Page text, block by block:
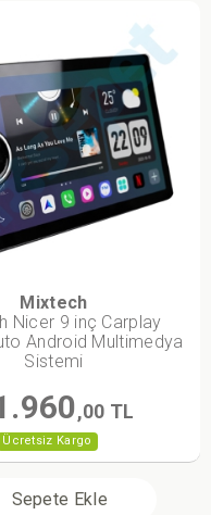
Ücretsiz Kargo
Mixtech
Nicer 9 inç Carplay
Android Multimedya
Sistemi
,00 TL
Sepete Ekle